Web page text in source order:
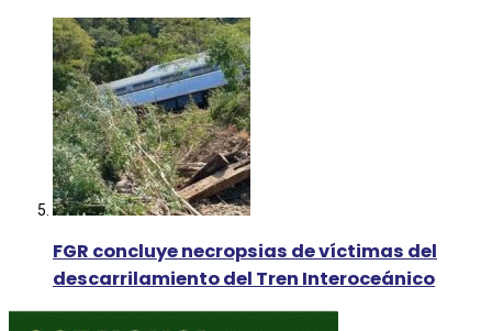
FGR concluye necropsias de víctimas del
descarrilamiento del Tren Interoceánico